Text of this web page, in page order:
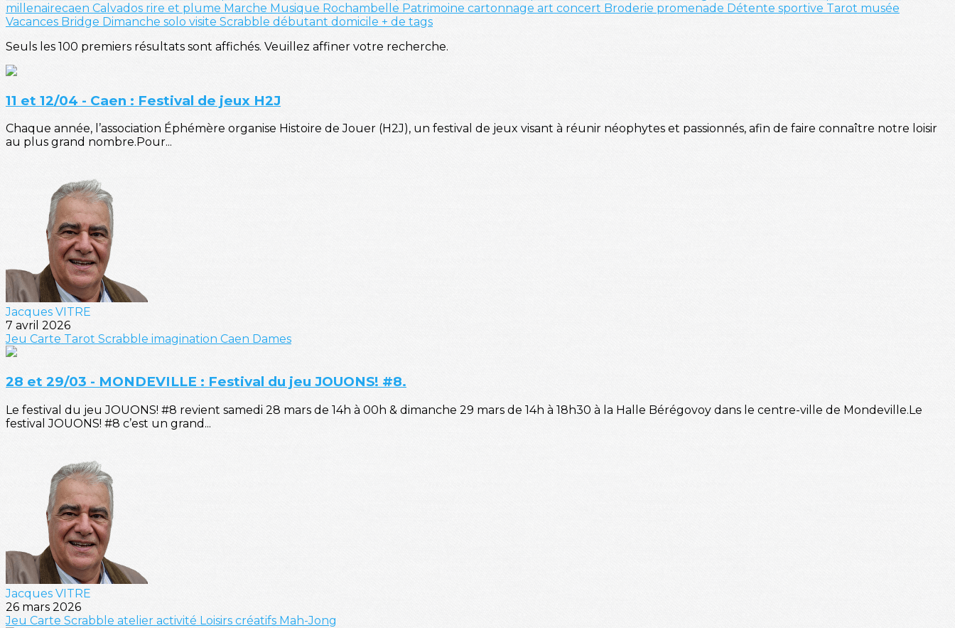
millenairecaen Calvados rire et plume Marche Musique Rochambelle Patrimoine cartonnage art concert Broderie promenade Détente sportive Tarot musée
Vacances Bridge Dimanche solo visite Scrabble débutant domicile + de tags
Seuls les 100 premiers résultats sont affichés. Veuillez affiner votre recherche.
11 et 12/04 - Caen : Festival de jeux H2J
Chaque année, l’association Éphémère organise Histoire de Jouer (H2J), un festival de jeux visant à réunir néophytes et passionnés, afin de faire connaître notre loisir
au plus grand nombre.Pour...
Jacques VITRE
7 avril 2026
Jeu Carte Tarot Scrabble imagination Caen Dames
28 et 29/03 - MONDEVILLE : Festival du jeu JOUONS! #8.
Le festival du jeu JOUONS! #8 revient samedi 28 mars de 14h à 00h & dimanche 29 mars de 14h à 18h30 à la Halle Bérégovoy dans le centre-ville de Mondeville.Le
festival JOUONS! #8 c’est un grand...
Jacques VITRE
26 mars 2026
Jeu Carte Scrabble atelier activité Loisirs créatifs Mah-Jong